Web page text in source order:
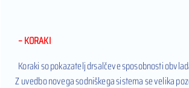
– KORAKI
Koraki so pokazatelj drsalčeve sposobnosti
Z uvedbo novega sodniškega sistema se velika